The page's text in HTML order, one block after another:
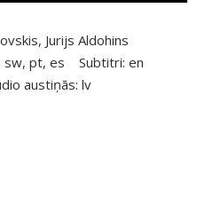
Jurijs Aldohins
sw, pt, es
Subtitri: en
austiņās: lv